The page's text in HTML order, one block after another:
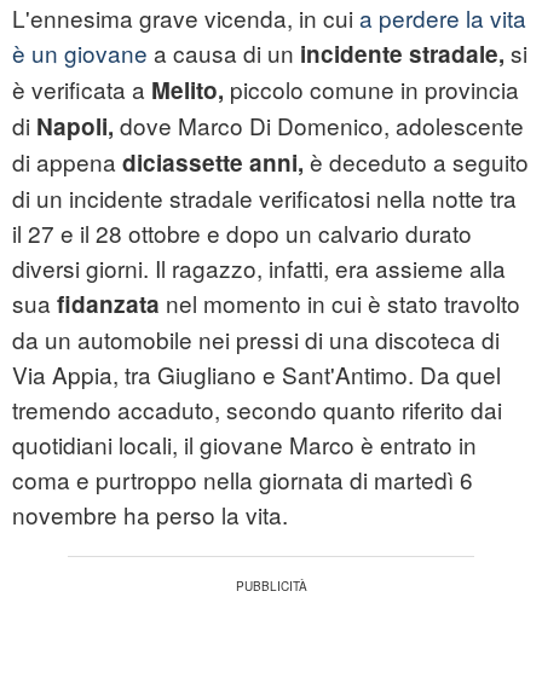
L'ennesima grave vicenda, in cui a perdere la vita
è un giovane a causa di un incidente stradale, si
è verificata a Melito, piccolo comune in provincia
di Napoli, dove Marco Di Domenico, adolescente
di appena diciassette anni, è deceduto a seguito
di un incidente stradale verificatosi nella notte tra
il 27 e il 28 ottobre e dopo un calvario durato
diversi giorni. Il ragazzo, infatti, era assieme alla
sua fidanzata nel momento in cui è stato travolto
da un automobile nei pressi di una discoteca di
Via Appia, tra Giugliano e Sant'Antimo. Da quel
tremendo accaduto, secondo quanto riferito dai
quotidiani locali, il giovane Marco è entrato in
coma e purtroppo nella giornata di martedì 6
novembre ha perso la vita.